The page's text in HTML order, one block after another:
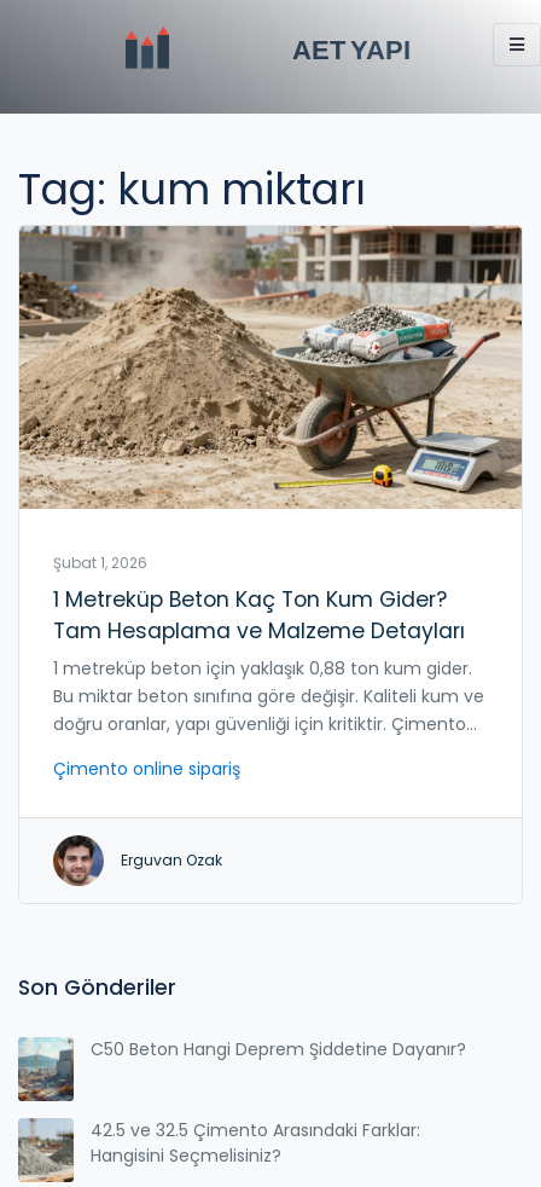
Tag: kum miktarı
Şubat 1, 2026
1 Metreküp Beton Kaç Ton Kum Gider?
Tam Hesaplama ve Malzeme Detayları
1 metreküp beton için yaklaşık 0,88 ton kum gider.
Bu miktar beton sınıfına göre değişir. Kaliteli kum ve
doğru oranlar, yapı güvenliği için kritiktir. Çimento
Çimento online sipariş
Erguvan Ozak
Son Gönderiler
C50 Beton Hangi Deprem Şiddetine Dayanır?
42.5 ve 32.5 Çimento Arasındaki Farklar:
Hangisini Seçmelisiniz?